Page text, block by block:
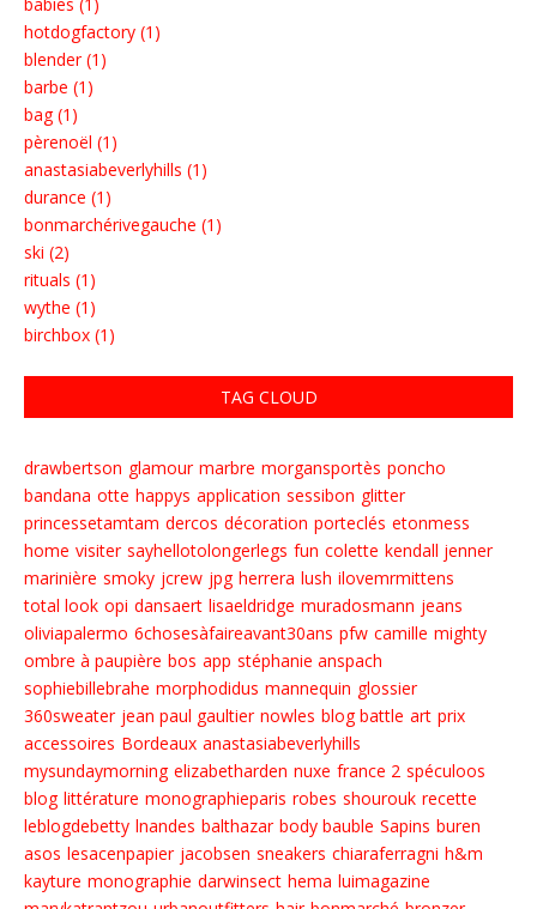
babies (1)
hotdogfactory (1)
blender (1)
barbe (1)
bag (1)
pèrenoël (1)
anastasiabeverlyhills (1)
durance (1)
bonmarchérivegauche (1)
ski (2)
rituals (1)
wythe (1)
birchbox (1)
TAG CLOUD
drawbertson glamour marbre morgansportès poncho
bandana otte happys application sessibon glitter
princessetamtam dercos décoration porteclés etonmess
home visiter sayhellotolongerlegs fun colette kendall jenner
marinière smoky jcrew jpg herrera lush ilovemrmittens
total look opi dansaert lisaeldridge muradosmann jeans
oliviapalermo 6chosesàfaireavant30ans pfw camille mighty
ombre à paupière bos app stéphanie anspach
sophiebillebrahe morphodidus mannequin glossier
360sweater jean paul gaultier nowles blog battle art prix
accessoires Bordeaux anastasiabeverlyhills
mysundaymorning elizabetharden nuxe france 2 spéculoos
blog littérature monographieparis robes shourouk recette
leblogdebetty lnandes balthazar body bauble Sapins buren
asos lesacenpapier jacobsen sneakers chiaraferragni h&m
kayture monographie darwinsect hema luimagazine